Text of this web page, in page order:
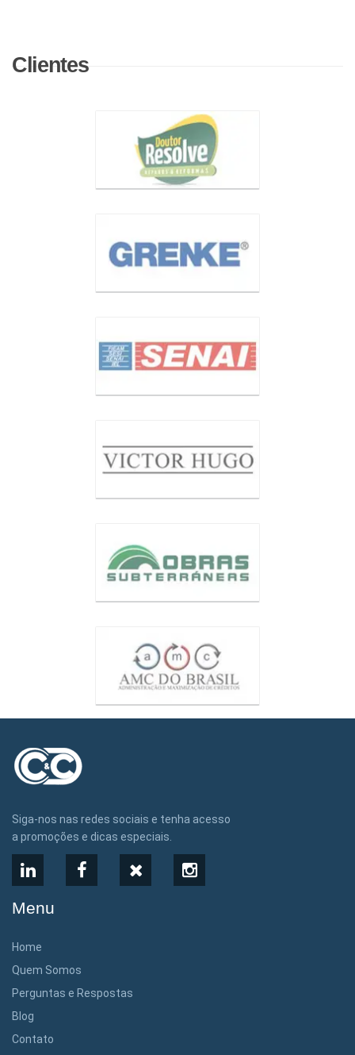
Clientes
Siga-nos nas redes sociais e tenha acesso
a promoções e dicas especiais.
LinkedInFacebook Instagram
Menu
Home
Quem Somos
Perguntas e Respostas
Blog
Contato